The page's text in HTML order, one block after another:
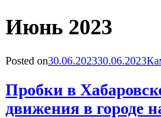
Месяц
:
Июнь 2023
Posted on30.06.202330.06.2023
Пробки в
движения в городе